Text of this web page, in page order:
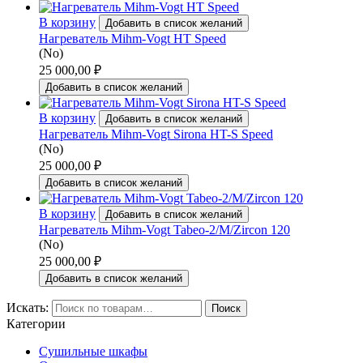
В корзину Добавить в список желаний
Нагреватель Mihm-Vogt HT Speed
(No)
25 000,00 ₽
Добавить в список желаний
В корзину Добавить в список желаний
Нагреватель Mihm-Vogt Sirona HT-S Speed
(No)
25 000,00 ₽
Добавить в список желаний
В корзину Добавить в список желаний
Нагреватель Mihm-Vogt Tabeo-2/M/Zircon 120
(No)
25 000,00 ₽
Добавить в список желаний
Искать: Поиск
Категории
Сушильные шкафы